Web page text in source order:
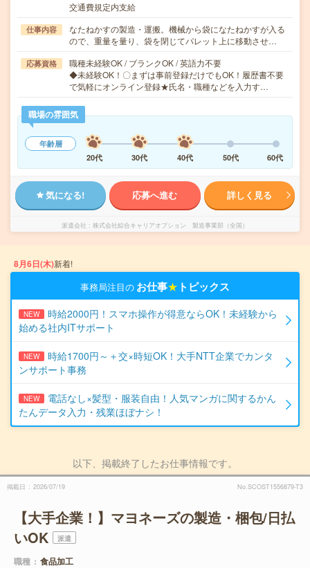
交通費規定内支給
仕事内容
なたねかすの製造・運搬。機械から袋になたねかすが入る
ので、重量を量り、袋を閉じてパレット上に移動させ…
応募資格
職種未経験OK / ブランクOK / 英語力不要
◆未経験OK！〇まずは事前登録だけでもOK！履歴書不要
で気軽にオンライン登録★氏名・職種などを入力す…
職場の雰囲気
年齢層
20代
30代 40代 50代 60代
気になる! 応募へ進む 詳しく見る
派遣会社 株式会社綜合キャリアオプション 製造事業部（全国）
8月6日(木)新着!
事務局注目の お仕事★ トピックス
NEW
時給2000円！スマホ操作が得意ならOK！未経験から
始める社内ITサポート
NEW
時給1700円～＋交×時短OK！大手NTT企業でカンタ
ンサポート事務
NEW
電話なし×髪型・服装自由！人気マンガに関するかん
たんデータ入力・残業ほぼナシ！
以下、掲載終了したお仕事情報です。
掲載日 2026/07/19 No.SCOST1556879-T3
【大手企業！】マヨネーズの製造・梱包/日払
いOK
派遣
職種
食品加工